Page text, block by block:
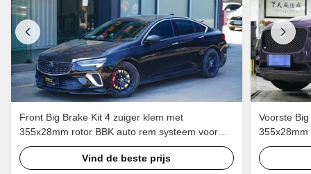
Front Big Brake Kit 4 zuiger klem met
355x28mm rotor BBK auto rem systeem voor
Buick Regal 18 inch auto velg
Vind de beste prijs
Voorste
355x28mm
Jaguar F-